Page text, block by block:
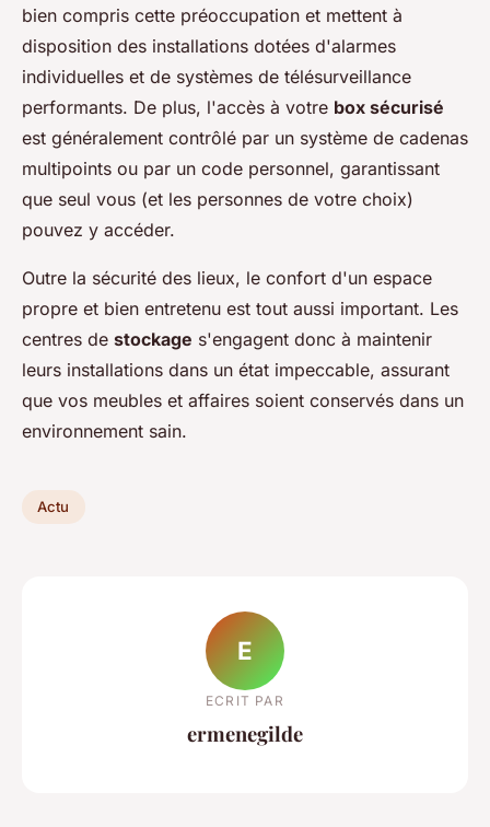
bien compris cette préoccupation et mettent à
disposition des installations dotées d'alarmes
individuelles et de systèmes de télésurveillance
performants. De plus, l'accès à votre box sécurisé
est généralement contrôlé par un système de cadenas
multipoints ou par un code personnel, garantissant
que seul vous (et les personnes de votre choix)
pouvez y accéder.
Outre la sécurité des lieux, le confort d'un espace
propre et bien entretenu est tout aussi important. Les
centres de stockage s'engagent donc à maintenir
leurs installations dans un état impeccable, assurant
que vos meubles et affaires soient conservés dans un
environnement sain.
Actu
E
ECRIT PAR
ermenegilde